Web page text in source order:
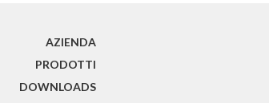
AZIENDA
PRODOTTI
DOWNLOADS